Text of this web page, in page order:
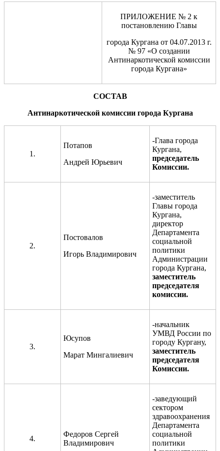
ПРИЛОЖЕНИЕ № 2 к
постановлению Главы
города Кургана от 04.07.2013 г.
№ 97 «О создании
Антинаркотической комиссии
города Кургана»
СОСТАВ
Антинаркотической комиссии города Кургана
1.
Потапов
Андрей Юрьевич
-Глава города
Кургана,
председатель
Комиссии.
2.
Постовалов
Игорь Владимирович
-заместитель
Главы города
Кургана,
директор
Департамента
социальной
политики
Администрации
города Кургана,
заместитель
председателя
комиссии.
3.
Юсупов
Марат Мингалиевич
-начальник
УМВД России по
городу Кургану,
заместитель
председателя
Комиссии.
4.
Федоров Сергей
Владимирович
-заведующий
сектором
здравоохранения
Департамента
социальной
политики